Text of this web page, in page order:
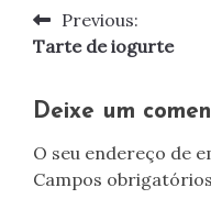
Navegação
artigos
Previous:
Tarte de iogurte
Deixe um
O seu endereço de
Campos